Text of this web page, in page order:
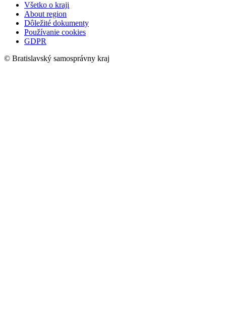
Všetko o kraji
About region
Dôležité dokumenty
Používanie cookies
GDPR
© Bratislavský samosprávny kraj